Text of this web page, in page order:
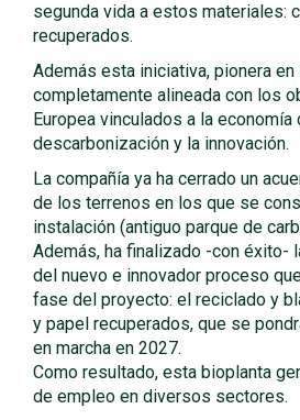
segunda vida a estos materiales:
recuperados.
Además esta iniciativa, pionera en
completamente alineada con los
Europea vinculados a la economía
descarbonización y la innovación.
La compañía ya ha cerrado un
de los terrenos en los que se
instalación (antiguo parque de
Además, ha finalizado -con éxito-
del nuevo e innovador proceso
fase del proyecto: el reciclado y
y papel recuperados, que se
en marcha en 2027.
Como resultado, esta bioplanta
de empleo en diversos sectores.